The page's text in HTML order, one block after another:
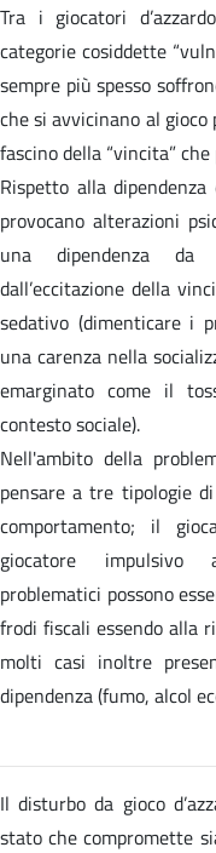
Tra i giocatori
categorie cosiddette
sempre più spesso
che si avvicinano al
fascino della “vincita”
Rispetto alla
provocano alterazioni
una dipendenza da
dall’eccitazione della
sedativo (dimenticare i
una carenza nella
emarginato come il
contesto sociale).
Nell'ambito della
pensare a tre tipologie
comportamento; il
giocatore impulsivo
problematici possono
frodi fiscali essendo alla
molti casi inoltre
dipendenza (fumo, alcol
Il disturbo da gioco
stato che compromette